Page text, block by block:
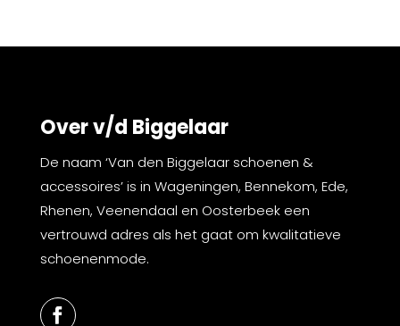
Over v/d Biggelaar
De naam ‘Van den Biggelaar schoenen &
accessoires’ is in Wageningen, Bennekom, Ede,
Rhenen, Veenendaal en Oosterbeek een
vertrouwd adres als het gaat om kwalitatieve
schoenenmode.